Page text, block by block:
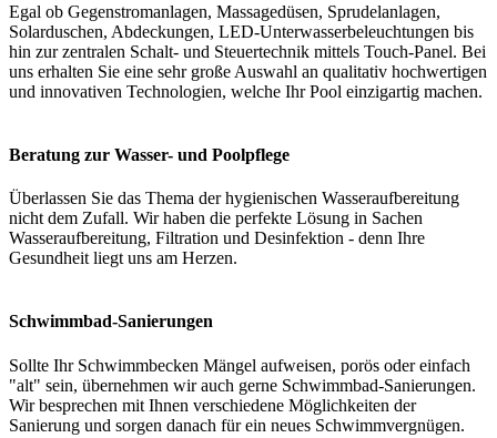
Egal ob Gegenstromanlagen, Massagedüsen, Sprudelanlagen,
Solarduschen, Abdeckungen, LED-Unterwasserbeleuchtungen bis
hin zur zentralen Schalt- und Steuertechnik mittels Touch-Panel. Bei
uns erhalten Sie eine sehr große Auswahl an qualitativ hochwertigen
und innovativen Technologien, welche Ihr Pool einzigartig machen.
Beratung zur Wasser- und Poolpflege
Überlassen Sie das Thema der hygienischen Wasseraufbereitung
nicht dem Zufall. Wir haben die perfekte Lösung in Sachen
Wasseraufbereitung, Filtration und Desinfektion - denn Ihre
Gesundheit liegt uns am Herzen.
Schwimmbad-Sanierungen
Sollte Ihr Schwimmbecken Mängel aufweisen, porös oder einfach
"alt" sein, übernehmen wir auch gerne Schwimmbad-Sanierungen.
Wir besprechen mit Ihnen verschiedene Möglichkeiten der
Sanierung und sorgen danach für ein neues Schwimmvergnügen.